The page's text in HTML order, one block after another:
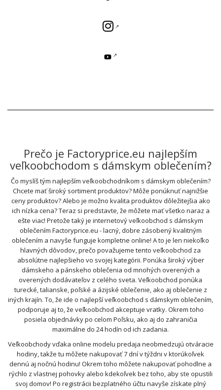
Prečo je Factoryprice.eu najlepším
veľkoobchodom s dámskym oblečením?
Čo myslíš tým najlepším veľkoobchodníkom s dámskym oblečením?
Chcete mať široký sortiment produktov? Môže ponúknuť najnižšie
ceny produktov? Alebo je možno kvalita produktov dôležitejšia ako
ich nízka cena? Teraz si predstavte, že môžete mať všetko naraz a
ešte viac! Pretože taký je internetový veľkoobchod s dámskym
oblečením Factoryprice.eu - lacný, dobre zásobený kvalitným
oblečením a navyše funguje kompletne online! A to je len niekoľko
hlavných dôvodov, prečo považujeme tento veľkoobchod za
absolútne najlepšieho vo svojej kategórii. Ponúka široký výber
dámskeho a pánskeho oblečenia od mnohých overených a
overených dodávateľov z celého sveta. Veľkoobchod ponúka
turecké, talianske, poľské a ázijské oblečenie, ako aj oblečenie z
iných krajín. To, že ide o najlepší veľkoobchod s dámskym oblečením,
podporuje aj to, že veľkoobchod akceptuje vratky. Okrem toho
posiela objednávky po celom Poľsku, ako aj do zahraničia
maximálne do 24 hodín od ich zadania.
Veľkoobchody vďaka online modelu predaja neobmedzujú otváracie
hodiny, takže tu môžete nakupovať 7 dní v týždni v ktorúkoľvek
dennú aj nočnú hodinu! Okrem toho môžete nakupovať pohodlne a
rýchlo z vlastnej pohovky alebo kdekoľvek bez toho, aby ste opustili
svoj domov! Po registrácii bezplatného účtu navyše získate plný